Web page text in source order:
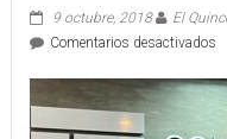
9 octubre, 2018
El
Comentarios desactivadosen